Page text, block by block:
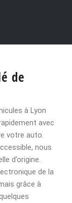
de
à Lyon
avec
votre auto.
nous
d’origine.
de la
grâce à